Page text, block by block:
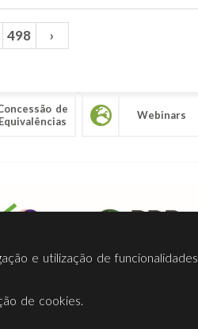
498 ›
de
Equivalências
Webinars
Facebook
e utilização de funcionalidades
de cookies.